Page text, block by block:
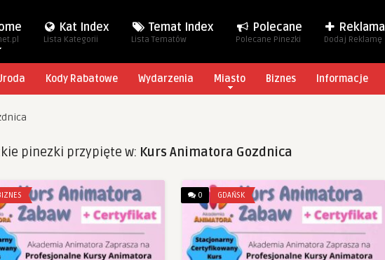
Kat Index
Lista Kategorii
Temat Index
Lista Tematów
Polecane
Polecane Pinezki
Reklama
Dodaj Reklamę
Kody Rabatowe Wydarzenia Miasto Biznes Informacje
pinezki przypięte w: Kurs Animatora Gozdnica
0 GDAŃSK